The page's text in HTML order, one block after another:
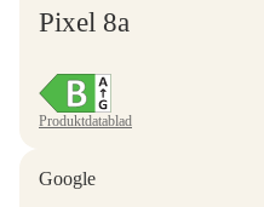
Pixel 8a
Produktdatablad
Google